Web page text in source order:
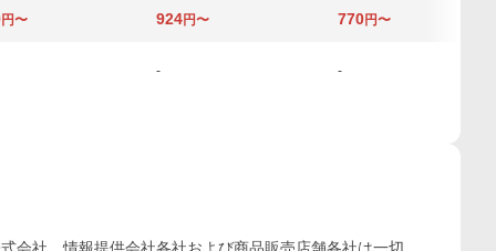
Ｃらぐちゅう） 近
円〜 924円〜 770円〜
- -